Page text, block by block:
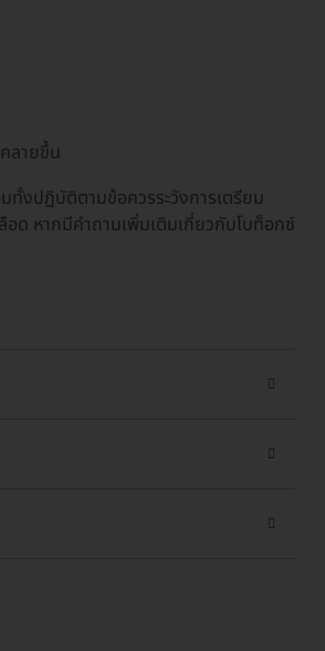
ลายขึ้น
ทั้งปฏิบัติตามข้อควรระวังการเตรียม
อด หากมีคำถามเพิ่มเติมเกี่ยวกับโบท็อกซ์